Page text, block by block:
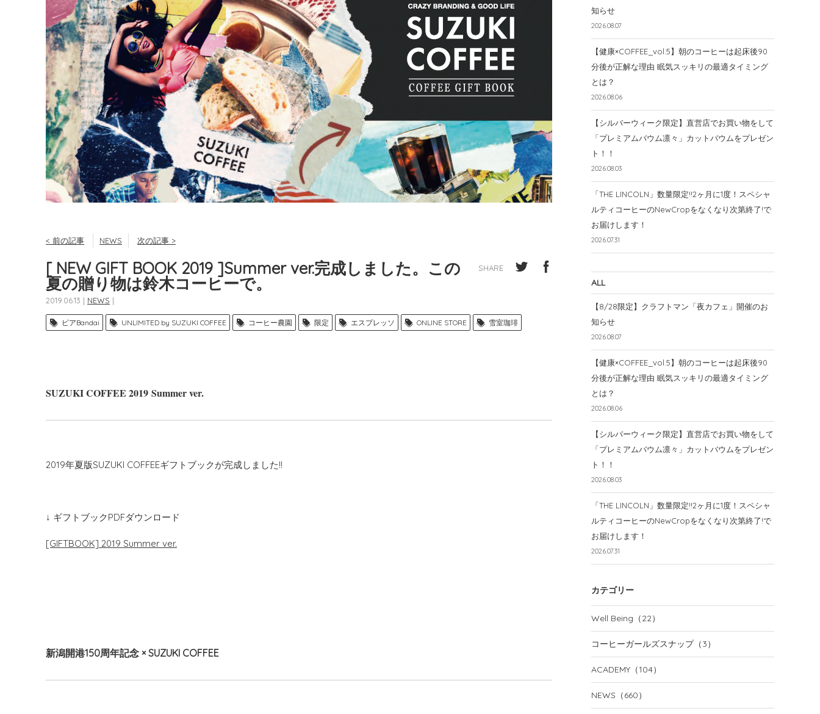
< 前の記事 NEWS 次の記事 >
[ NEW GIFT BOOK 2019 ]Summer ver.完成しました。この
夏の贈り物は鈴木コーヒーで。
2019.06.13 | NEWS |
SHARE
ピアBandai UNLIMITED by SUZUKI COFFEE コーヒー農園 限定 エスプレッソ ONLINE STORE 雪室珈琲
SUZUKI COFFEE 2019 Summer ver.
2019年夏版SUZUKI COFFEEギフトブックが完成しました!!
↓ ギフトブックPDFダウンロード
[GIFTBOOK] 2019 Summer ver.
新潟開港150周年記念 × SUZUKI COFFEE
知らせ
2026.08.07
【健康×COFFEE_vol.5】朝のコーヒーは起床後90
分後が正解な理由 眠気スッキリの最適タイミング
とは？
2026.08.06
【シルバーウィーク限定】直営店でお買い物をして
「プレミアムバウム凛々」カットバウムをプレゼン
ト！！
2026.08.03
「THE LINCOLN」数量限定!!2ヶ月に1度！スペシャ
ルティコーヒーのNewCropをなくなり次第終了!で
お届けします！
2026.07.31
ALL
【8/28限定】クラフトマン「夜カフェ」開催のお
知らせ
2026.08.07
【健康×COFFEE_vol.5】朝のコーヒーは起床後90
分後が正解な理由 眠気スッキリの最適タイミング
とは？
2026.08.06
【シルバーウィーク限定】直営店でお買い物をして
「プレミアムバウム凛々」カットバウムをプレゼン
ト！！
2026.08.03
「THE LINCOLN」数量限定!!2ヶ月に1度！スペシャ
ルティコーヒーのNewCropをなくなり次第終了!で
お届けします！
2026.07.31
カテゴリー
Well Being （22）
コーヒーガールズスナップ（3）
ACADEMY （104）
NEWS （660）